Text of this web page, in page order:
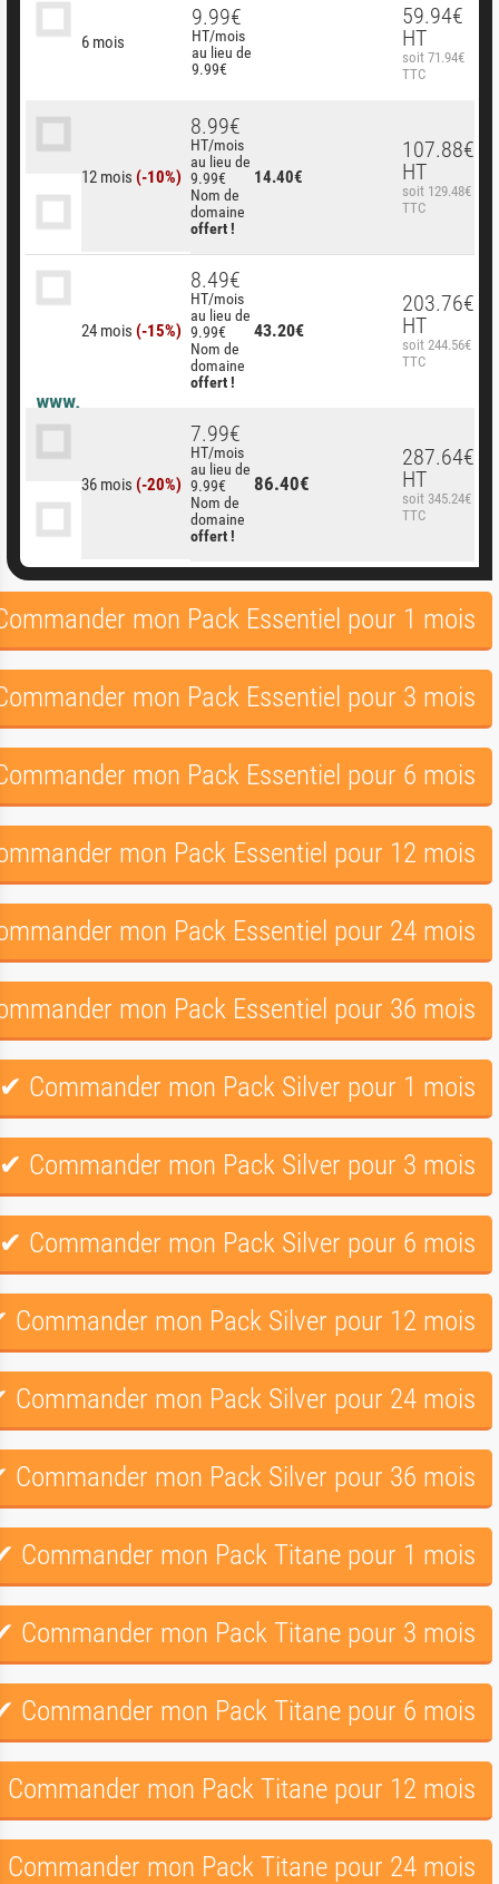
6 mois
9.99€
HT/mois
au lieu de
9.99€
59.94€
HT
soit 71.94€
TTC
12 mois (-10%)
8.99€
HT/mois
au lieu de
9.99€
Nom de
domaine
offert !
14.40€
107.88€
HT
soit 129.48€
TTC
24 mois (-15%)
8.49€
HT/mois
au lieu de
9.99€
Nom de
domaine
offert !
43.20€
203.76€
HT
soit 244.56€
TTC
36 mois (-20%)
7.99€
HT/mois
au lieu de
9.99€
Nom de
domaine
offert !
86.40€
287.64€
HT
soit 345.24€
TTC